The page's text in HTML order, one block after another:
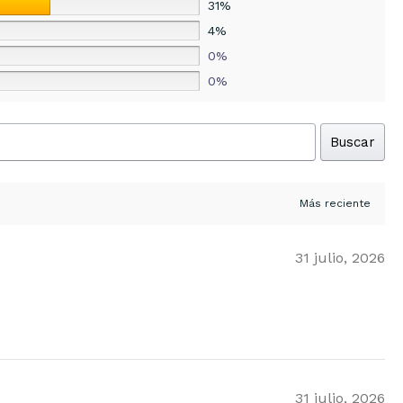
31%
4%
0%
0%
Buscar
31 julio, 2026
31 julio, 2026